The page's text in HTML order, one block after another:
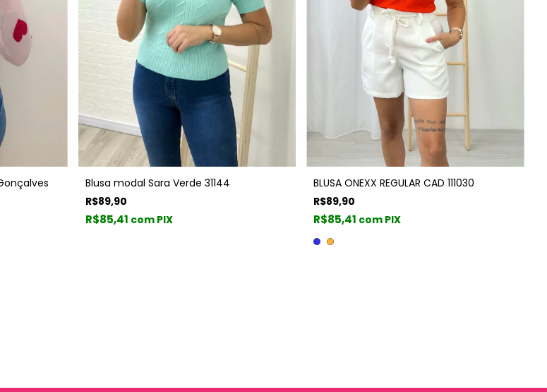
Blusa modal Sara Verde 31144
R$89,90
R$85,41 com PIX
BLUSA ONEXX REGULAR CAD 111030
R$89,90
R$85,41 com PIX